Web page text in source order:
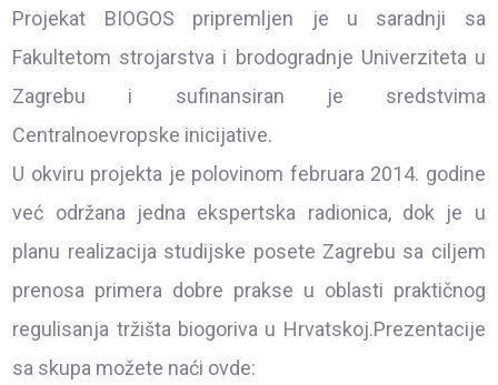
Projekat BIOGOS pripremljen je u saradnji sa
Fakultetom strojarstva i brodogradnje Univerziteta u
Zagrebu i sufinansiran je sredstvima
Centralnoevropske inicijative.
U okviru projekta je polovinom februara 2014. godine
već održana jedna ekspertska radionica, dok je u
planu realizacija studijske posete Zagrebu sa ciljem
prenosa primera dobre prakse u oblasti praktičnog
regulisanja tržišta biogoriva u Hrvatskoj.Prezentacije
sa skupa možete naći ovde: